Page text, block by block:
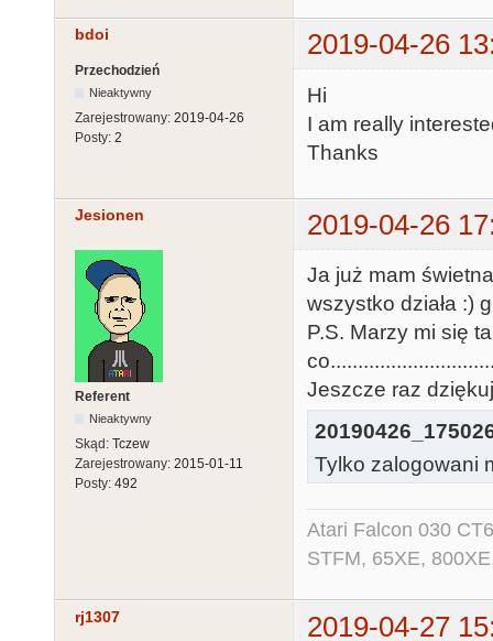
bdoi 2019-04-26
Przechodzień
Nieaktywny
Zarejestrowany: 2019-04-26
Posty: 2
Hi
I am really
Thanks
Jesionen 2019-04-26
Referent
Nieaktywny
Skąd: Tczew
Zarejestrowany: 2015-01-11
Posty: 492
Ja już mam
wszystko działa :)
P.S. Marzy mi się
Jeszcze raz
Tylko zalogowani
Atari Falcon 030
STFM, 65XE,
rj1307 2019-04-27